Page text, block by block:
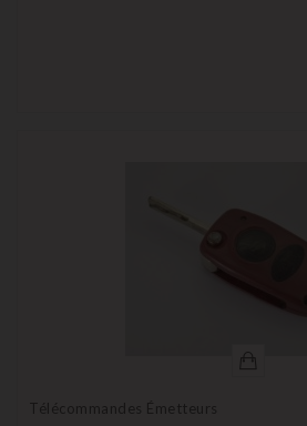
Télécommandes Émetteurs